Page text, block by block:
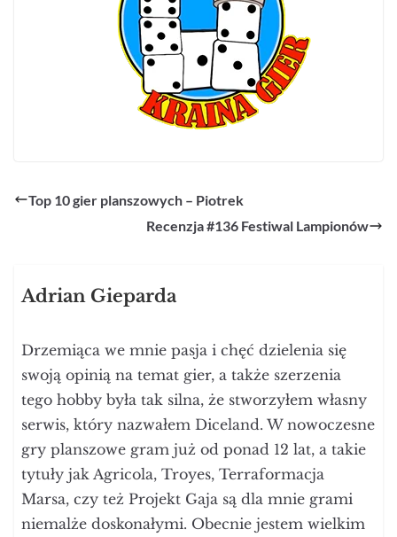
Top 10 gier planszowych – Piotrek
Recenzja #136 Festiwal Lampionów
Adrian Gieparda
Drzemiąca we mnie pasja i chęć dzielenia się
swoją opinią na temat gier, a także szerzenia
tego hobby była tak silna, że stworzyłem własny
serwis, który nazwałem Diceland. W nowoczesne
gry planszowe gram już od ponad 12 lat, a takie
tytuły jak Agricola, Troyes, Terraformacja
Marsa, czy też Projekt Gaja są dla mnie grami
niemalże doskonałymi. Obecnie jestem wielkim